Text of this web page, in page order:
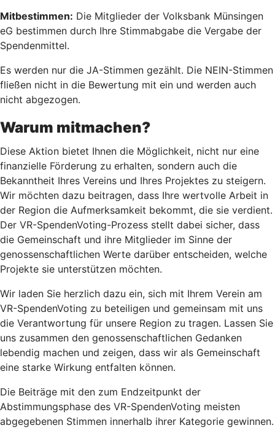
Mitbestimmen: Die Mitglieder der Volksbank Münsingen
eG bestimmen durch Ihre Stimmabgabe die Vergabe der
Spendenmittel.
Es werden nur die JA-Stimmen gezählt. Die NEIN-Stimmen
fließen nicht in die Bewertung mit ein und werden auch
nicht abgezogen.
Warum mitmachen?
Diese Aktion bietet Ihnen die Möglichkeit, nicht nur eine
finanzielle Förderung zu erhalten, sondern auch die
Bekanntheit Ihres Vereins und Ihres Projektes zu steigern.
Wir möchten dazu beitragen, dass Ihre wertvolle Arbeit in
der Region die Aufmerksamkeit bekommt, die sie verdient.
Der VR-SpendenVoting-Prozess stellt dabei sicher, dass
die Gemeinschaft und ihre Mitglieder im Sinne der
genossenschaftlichen Werte darüber entscheiden, welche
Projekte sie unterstützen möchten.
Wir laden Sie herzlich dazu ein, sich mit Ihrem Verein am
VR-SpendenVoting zu beteiligen und gemeinsam mit uns
die Verantwortung für unsere Region zu tragen. Lassen Sie
uns zusammen den genossenschaftlichen Gedanken
lebendig machen und zeigen, dass wir als Gemeinschaft
eine starke Wirkung entfalten können.
Die Beiträge mit den zum Endzeitpunkt der
Abstimmungsphase des VR-SpendenVoting meisten
abgegebenen Stimmen innerhalb ihrer Kategorie gewinnen.